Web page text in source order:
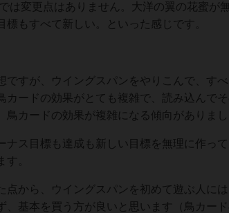
は変更点はありません。大洋の翼の花蜜が
標もすべて新しい。といった感じです。
ですが、ウイングスパンをやりこんで、す
カードの効果がとても複雑で、読み込んで
鳥カードの効果が複雑になる傾向がありま
ナス目標も達成も新しい目標を無理に作っ
す。
点から、ウイングスパンを初めて遊ぶ人に
、基本を買う方が良いと思います（鳥カー